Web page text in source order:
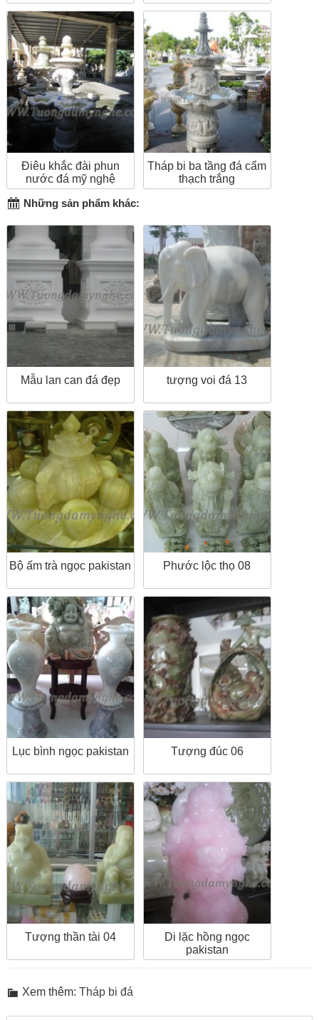
Điêu khắc đài phun
nước đá mỹ nghệ
Tháp bi ba tầng đá cẩm
thạch trắng
Những sản phẩm khác:
Mẫu lan can đá đẹp tượng voi đá 13
Bộ ấm trà ngọc pakistan Phước lộc thọ 08
Lục bình ngọc pakistan Tượng đúc 06
Tượng thần tài 04
Di lặc hồng ngọc
pakistan
Xem thêm: Tháp bi đá